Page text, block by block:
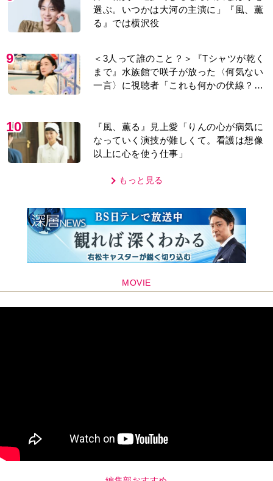
9
＜3人って誰のこと？＞『Tシャツが乾く
一言〉に視聴者「これも何かの伏線？」
「子どもの話だと…」
10
以上に心を使う仕事」
もっと見る
MOVIE